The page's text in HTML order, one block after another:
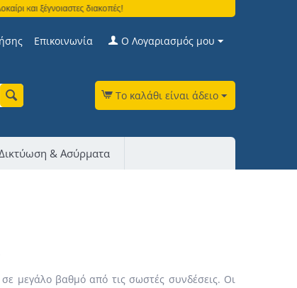
διακοπές!
Ο Λογαριασμός μου
Επικοινωνία
Το καλάθι είναι άδειο
& Ασύρματα
μεγάλο βαθμό από τις σωστές συνδέσεις. Οι